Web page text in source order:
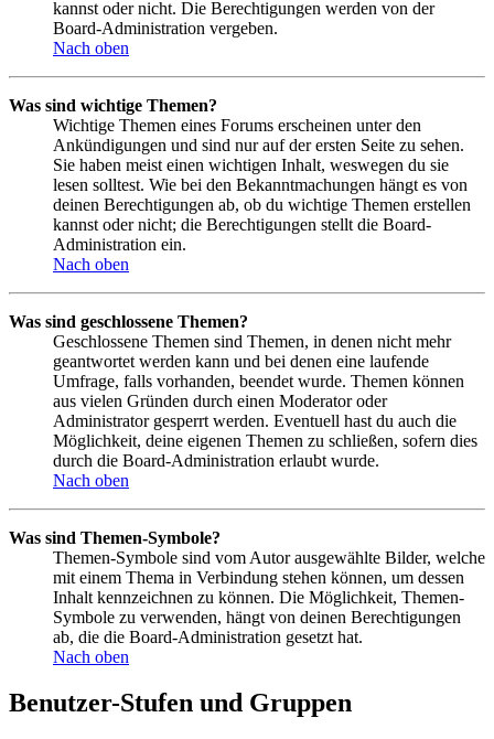
kannst oder nicht. Die Berechtigungen werden von der
Board-Administration vergeben.
Nach oben
Was sind wichtige Themen?
Wichtige Themen eines Forums erscheinen unter den
Ankündigungen und sind nur auf der ersten Seite zu sehen.
Sie haben meist einen wichtigen Inhalt, weswegen du sie
lesen solltest. Wie bei den Bekanntmachungen hängt es von
deinen Berechtigungen ab, ob du wichtige Themen erstellen
kannst oder nicht; die Berechtigungen stellt die Board-
Administration ein.
Nach oben
Was sind geschlossene Themen?
Geschlossene Themen sind Themen, in denen nicht mehr
geantwortet werden kann und bei denen eine laufende
Umfrage, falls vorhanden, beendet wurde. Themen können
aus vielen Gründen durch einen Moderator oder
Administrator gesperrt werden. Eventuell hast du auch die
Möglichkeit, deine eigenen Themen zu schließen, sofern dies
durch die Board-Administration erlaubt wurde.
Nach oben
Was sind Themen-Symbole?
Themen-Symbole sind vom Autor ausgewählte Bilder, welche
mit einem Thema in Verbindung stehen können, um dessen
Inhalt kennzeichnen zu können. Die Möglichkeit, Themen-
Symbole zu verwenden, hängt von deinen Berechtigungen
ab, die die Board-Administration gesetzt hat.
Nach oben
Benutzer-Stufen und Gruppen